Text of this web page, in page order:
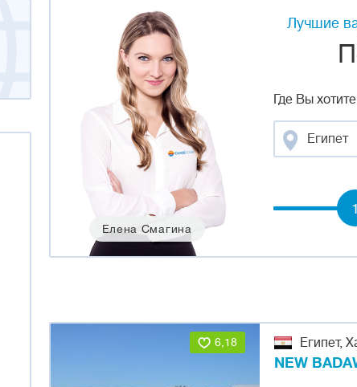
Елена Смагина
Лучшие
Где Вы
Египет
1
6,18 Египет,
NEW